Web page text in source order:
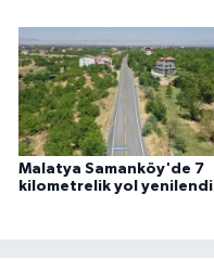
Malatya Samanköy'de 7
kilometrelik yol yenilendi